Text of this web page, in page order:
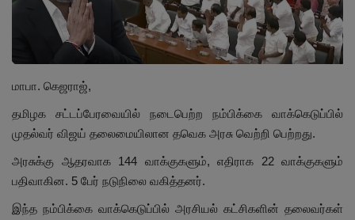
சினிமா
நீச்சலடித்து தப்பிய மாமியார்! தண்ணிரில்
மூழ்கிய மருமகள்!
Contact
விளையாட்டு
மாபா. கெஜராஜ்,
தமிழக சட்டப்பேரவையில் நடைபெற்ற நம்பிக்கை வாக்கெடுப்பில்
முதல்வர் விஜய்​ தலைமையிலான தவெக அரசு வெற்றி பெற்றது.
அரசுக்கு ஆதரவாக 144 வாக்குகளும், எதிராக 22 வாக்குகளும்
பதிவாகின. 5 பேர் நடுநிலை வகித்தனர்.
இந்த நம்பிக்கை வாக்கெடுப்பில் அரசியல் கட்சிகளின் தலைவர்கள்